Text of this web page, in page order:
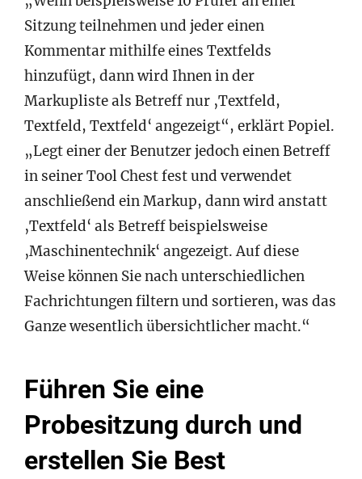
Sitzung teilnehmen und jeder einen
Kommentar mithilfe eines Textfelds
hinzufügt, dann wird Ihnen in der
Markupliste als Betreff nur ‚Textfeld,
Textfeld, Textfeld‘ angezeigt“, erklärt Popiel.
„Legt einer der Benutzer jedoch einen Betreff
in seiner Tool Chest fest und verwendet
anschließend ein Markup, dann wird anstatt
‚Textfeld‘ als Betreff beispielsweise
‚Maschinentechnik‘ angezeigt. Auf diese
Weise können Sie nach unterschiedlichen
Fachrichtungen filtern und sortieren, was das
Ganze wesentlich übersichtlicher macht.“
Führen Sie eine
Probesitzung durch und
erstellen Sie Best